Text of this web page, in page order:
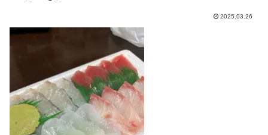
2025.03.26